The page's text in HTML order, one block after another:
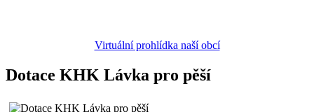
Virtuální prohlídka naší obcí
Dotace KHK Lávka pro pěší